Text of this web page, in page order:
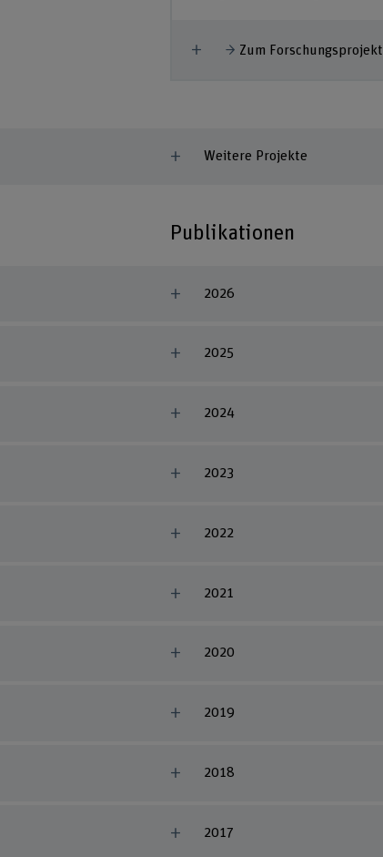
Mehr anzeigen
Zum Forschungsprojekt
Weitere Projekte
Publikationen
2026
2025
2024
2023
2022
2021
2020
2019
2018
2017